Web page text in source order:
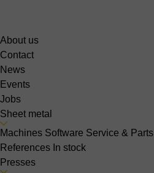
About us
Contact
News
Events
Jobs
Sheet metal
Machines Software Service & Parts
References In stock
Presses